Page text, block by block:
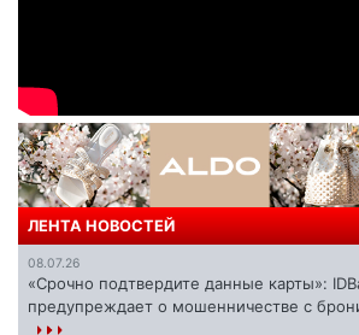
ЛЕНТА НОВОСТЕЙ
08.07.26
«Срочно подтвердите данные карты»:
предупреждает о мошенничестве с